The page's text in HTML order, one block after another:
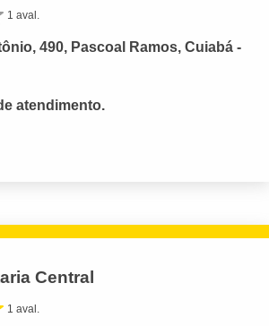
1 aval.
490, Pascoal Ramos, Cuiabá -
atendimento.
Central
1 aval.